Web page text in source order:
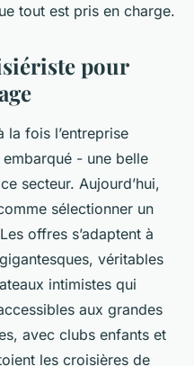
tout est pris en charge.
pour
la fois l’entreprise
- une belle
secteur. Aujourd’hui,
sélectionner un
offres s’adaptent à
véritables
intimistes qui
aux grandes
avec clubs enfants et
les croisières de